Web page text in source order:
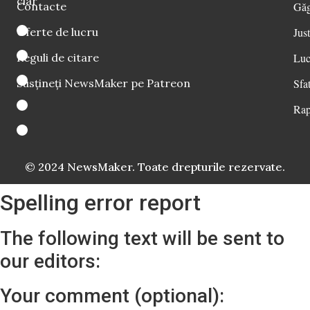
Contacte
Oferte de lucru
Reguli de citare
Susțineți NewsMaker pe Patreon
© 2024 NewsMaker. Toate drepturile rezervate.
Spelling error report
The following text will be sent to
our editors:
Your comment (optional):